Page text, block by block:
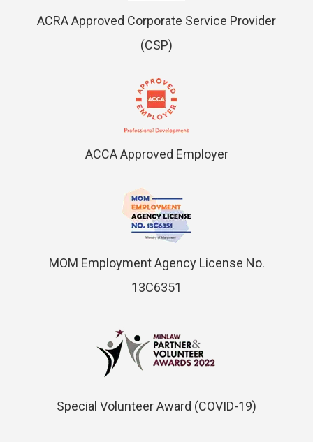
ACRA Approved Corporate Service Provider
(CSP)
ACCA Approved Employer
MOM Employment Agency License No.
13C6351
Special Volunteer Award (COVID-19)